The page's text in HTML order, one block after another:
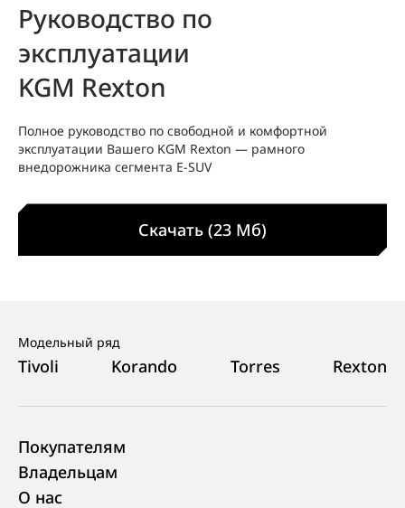
Руководство по
эксплуатации
KGM Rexton
Полное руководство по свободной и комфортной
эксплуатации Вашего KGM Rexton — рамного
внедорожника сегмента E‑SUV
Скачать (23 Мб)
Модельный ряд
Tivoli Korando Torres Rexton
Покупателям
Владельцам
О нас